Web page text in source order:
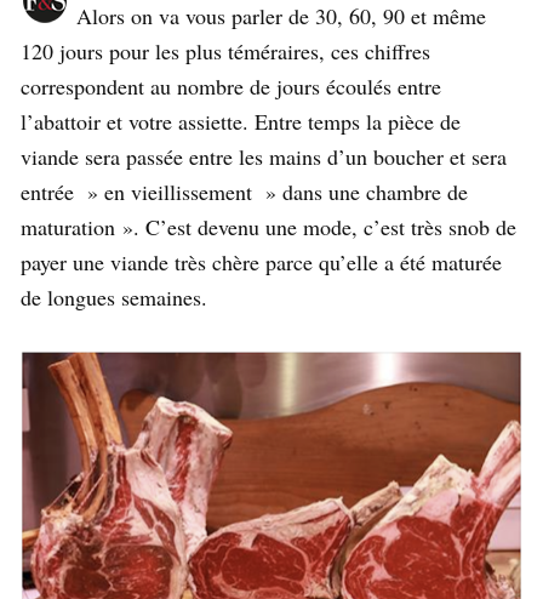
Alors on va vous parler de 30, 60, 90 et même
120 jours pour les plus téméraires, ces chiffres
correspondent au nombre de jours écoulés entre
l’abattoir et votre assiette. Entre temps la pièce de
viande sera passée entre les mains d’un boucher et sera
entrée » en vieillissement » dans une chambre de
maturation ». C’est devenu une mode, c’est très snob de
payer une viande très chère parce qu’elle a été maturée
de longues semaines.